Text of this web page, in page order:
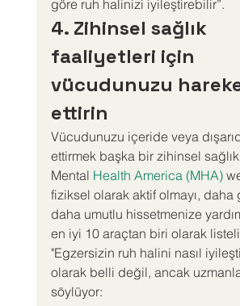
göre ruh halinizi iyileştirebilir”.
4. Zihinsel sağlık
faaliyetleri için
vücudunuzu
ettirin
Vücudunuzu içeride veya
ettirmek başka bir zihinsel
Mental Health America (MHA)
fiziksel olarak aktif olmayı, daha
daha umutlu hissetmenize
en iyi 10 araçtan biri olarak
"Egzersizin ruh halini nasıl
olarak belli değil, ancak
söylüyor: